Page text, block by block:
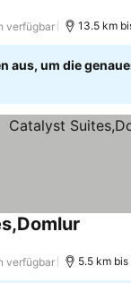
verfügbar 13.5 km
aus, um die
verfügbar 5.5 km